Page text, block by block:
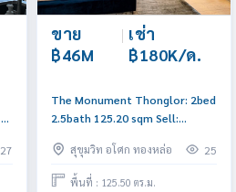
27
ขาย
฿46M
| เช่า
฿180K/ด.
The Monument Thonglor: 2bed
2.5bath 125.20 sqm Sell:
Am: 0656199198
สุขุมวิท อโศก ทองหล่อ 25
พื้นที่ : 125.50 ตร.ม.